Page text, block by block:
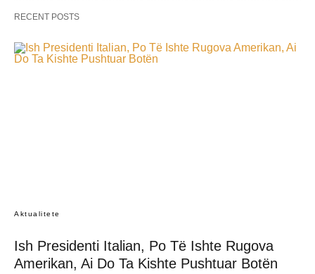
RECENT POSTS
Aktualitete
Ish Presidenti Italian, Po Të Ishte Rugova
Amerikan, Ai Do Ta Kishte Pushtuar Botën